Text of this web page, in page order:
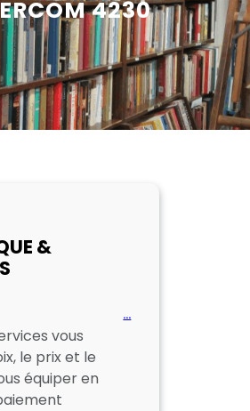
4230
&
…
vous
le prix et le
équiper en